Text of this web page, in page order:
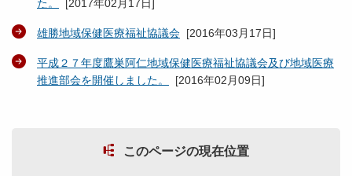
た。
[2017年02月17日]
雄勝地域保健医療福祉協議会 [2016年03月17日]
平成２７年度鷹巣阿仁地域保健医療福祉協議会及び地域医療
推進部会を開催しました。
[2016年02月09日]
このページの現在位置